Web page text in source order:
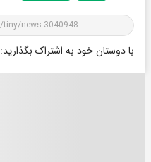
با دوستان خود به اشتراک بگذارید: